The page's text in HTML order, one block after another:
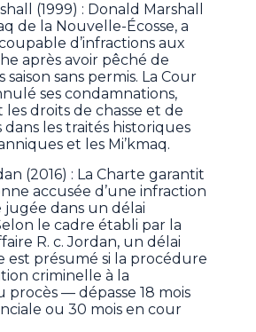
(1999) : Donald Marshall
de la Nouvelle-Écosse, a
d’infractions aux
après avoir pêché de
saison sans permis. La Cour
ses condamnations,
les droits de chasse et de
les traités historiques
et les Mi’kmaq.
(2016) : La Charte garantit
accusée d’une infraction
jugée dans un délai
le cadre établi par la
R. c. Jordan, un délai
est présumé si la procédure
criminelle à la
procès — dépasse 18 mois
ou 30 mois en cour